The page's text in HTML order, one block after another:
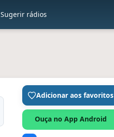
Sugerir rádios
Adicionar aos favoritos
Ouça no App Android